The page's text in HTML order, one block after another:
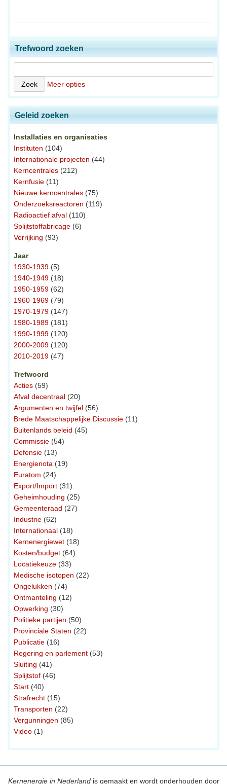
Trefwoord zoeken
Meer opties
Geleid zoeken
Installaties en organisaties
Instituten (104)
Internationale projecten (44)
Kerncentrales (212)
Kernfusie (11)
Nieuwe kerncentrales (75)
Onderzoeksreactoren (119)
Radioactief afval (110)
Splijtstoffabricage (6)
Verrijking (93)
Jaar
1930-1939 (5)
1940-1949 (18)
1950-1959 (62)
1960-1969 (79)
1970-1979 (147)
1980-1989 (181)
1990-1999 (120)
2000-2009 (120)
2010-2019 (47)
Trefwoord
Acties (59)
Afval decentraal (20)
Argumenten en twijfel (56)
Brede Maatschappelijke Discussie (11)
Buitenlands beleid (45)
Commissie (54)
Defensie (13)
Energienota (19)
Euratom (24)
Export/Import (31)
Geheimhouding (25)
Gemeenteraad (27)
Industrie (62)
Internationaal (18)
Kernenergiewet (18)
Kosten/budget (64)
Locatiekeuze (33)
Medische isotopen (22)
Ongelukken (74)
Ontmanteling (12)
Opwerking (30)
Politieke partijen (50)
Provinciale Staten (22)
Publicatie (16)
Regering en parlement (53)
Sluiting (41)
Splijtstof (46)
Start (40)
Strafrecht (15)
Transporten (22)
Vergunningen (85)
Video (1)
Kernenergie in Nederlandis gemaakt en wordt onderhouden door